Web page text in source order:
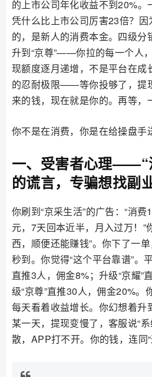
的上市公司年化收益不到20%。
凭什么比上市公司厉害23倍？因
的，是新人的消费本金。四级
升到“京尊”——你拉的每一个人
现额度逐月递增，不是平台在成
的忍耐极限——等你投够了，提
来的钱，现在就是你的。再等，
你不是在消费，你是在给操盘手
一、受害者心理——“
的谎言，专骗想找副
你刷到“京采生活”的广告：“消
元，7天回本近半，月入过万！”
西，顺便还能赚钱”。你下了一
秒到。你觉得“这个平台靠谱”。
直推3人，佣金8%；升级“京耀”
级“京尊”直推30人，佣金20%。
每天看着收益增长。你幻想着升
某一天，提现变慢了，客服说“
散，APP打不开。你的钱，连同“